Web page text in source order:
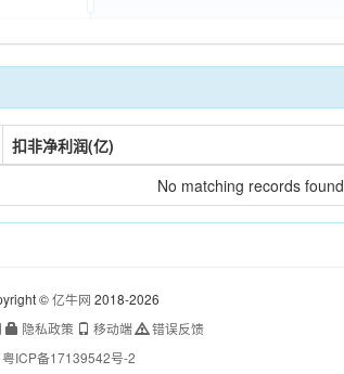
扣非净利润(亿)
No matching records found
©亿牛网 2018-2026
隐私政策 移动端
错误反馈
粤ICP备17139542号-2